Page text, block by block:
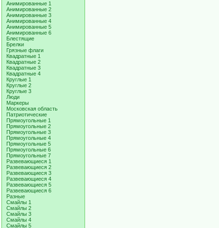
Анимированные 1
Анимированные 2
Анимированные 3
Анимированные 4
Анимированные 5
Анимированные 6
Блестящие
Брелки
Грязные флаги
Квадратные 1
Квадратные 2
Квадратные 3
Квадратные 4
Круглые 1
Круглые 2
Круглые 3
Люди
Маркеры
Московская область
Патриотические
Прямоугольные 1
Прямоугольные 2
Прямоугольные 3
Прямоугольные 4
Прямоугольные 5
Прямоугольные 6
Прямоугольные 7
Развевающиеся 1
Развевающиеся 2
Развевающиеся 3
Развевающиеся 4
Развевающиеся 5
Развевающиеся 6
Разные
Смайлы 1
Смайлы 2
Смайлы 3
Смайлы 4
Смайлы 5